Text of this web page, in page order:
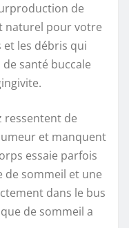
de
naturel pour votre
les débris qui
santé buccale
ressentent de
et manquent
essaie parfois
de sommeil et une
dans le bus
de sommeil a